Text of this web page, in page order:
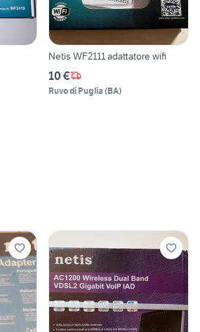
Netis WF2111 adattatore wifi
10 €
Ruvo di Puglia (BA)